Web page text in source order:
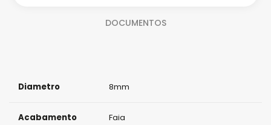
DOCUMENTOS
Diametro 8mm
Acabamento Faia